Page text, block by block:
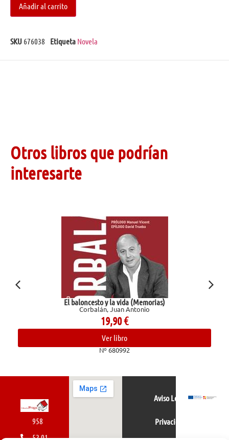
Añadir al carrito
SKU 676038 Etiqueta Novela
Otros libros que podrían
interesarte
El baloncesto y la vida (Memorias)
Corbalán, Juan Antonio
19,90€
Ver libro
Nº 680992
958
52 01
Aviso Legal
Privacidad